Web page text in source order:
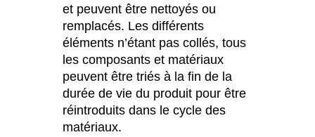
et peuvent être nettoyés ou
remplacés. Les différents
éléments n’étant pas collés, tous
les composants et matériaux
peuvent être triés à la fin de la
durée de vie du produit pour être
réintroduits dans le cycle des
matériaux.